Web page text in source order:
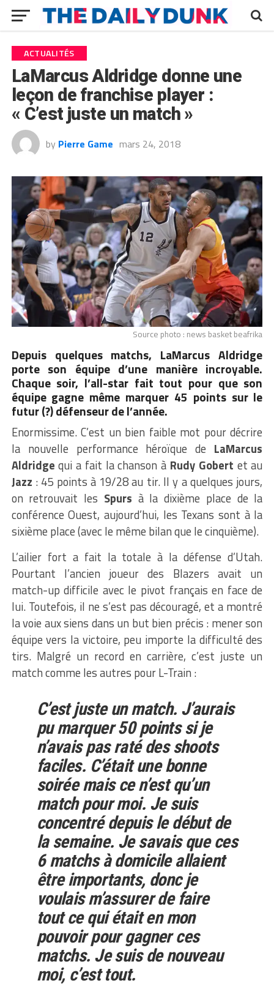
ACTUALITÉS
LaMarcus Aldridge donne une
leçon de franchise player :
« C’est juste un match »
by Pierre Game mars 24, 2018
Source photo : news basket beafrika
Depuis quelques matchs, LaMarcus Aldridge
porte son équipe d’une manière incroyable.
Chaque soir, l’all-star fait tout pour que son
équipe gagne même marquer 45 points sur le
futur (?) défenseur de l’année.
Enormissime. C’est un bien faible mot pour décrire
la nouvelle performance héroïque de LaMarcus
Aldridge qui a fait la chanson à Rudy Gobert et au
Jazz : 45 points à 19/28 au tir. Il y a quelques jours,
on retrouvait les Spurs à la dixième place de la
conférence Ouest, aujourd’hui, les Texans sont à la
sixième place (avec le même bilan que le cinquième).
L’ailier fort a fait la totale à la défense d’Utah.
Pourtant l’ancien joueur des Blazers avait un
match-up difficile avec le pivot français en face de
lui. Toutefois, il ne s’est pas découragé, et a montré
la voie aux siens dans un but bien précis : mener son
équipe vers la victoire, peu importe la difficulté des
tirs. Malgré un record en carrière, c’est juste un
match comme les autres pour L-Train :
C’est juste un match. J’aurais
pu marquer 50 points si je
n’avais pas raté des shoots
faciles. C’était une bonne
soirée mais ce n’est qu’un
match pour moi. Je suis
concentré depuis le début de
la semaine. Je savais que ces
6 matchs à domicile allaient
être importants, donc je
voulais m’assurer de faire
tout ce qui était en mon
pouvoir pour gagner ces
matchs. Je suis de nouveau
moi, c’est tout.